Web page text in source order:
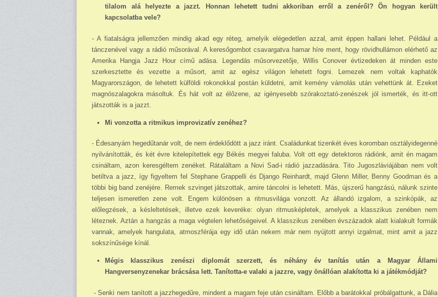
tilalom alá helyezte a jazzt. Honnan lehetett tudni akkoriban erről a zenéről? Ön hogyan került
kapcsolatba vele?
- A fiatalságra jellemzően mindig akad egy réteg, amelyik elégedetlen azzal, amit éppen hallani lehet. Például a
tánczenével vagy a rádió műsorával. A keresőgombot csavargatva hamar híre ment, hogy rövidhullámon elérhető az
Amerika Hangja Jazz Hour című adása. Legendás műsorvezetője, Willis Conover évtizedeken át minden este
szerkesztette és vezette a műsort, amit az egész világon lehetett fogni. Lemezek nem voltak kaphatók
Magyarországon, de le­hetett külföldi rokonokkal postán küldetni, amit kemény vámolás után vehettünk át. Ezeket
magnószalagokra másoltuk. És hát volt az élőzene, az igényesebb szórakoztató-zenészek jól ismerték, és itt-ott
játszották is a jazzt.
Mi vonzotta a ritmikus improvizatív zenéhez?
- Édesanyám hegedűtanár volt, de nem érdeklődött a jazz iránt. Családunkat tizenkét éves koromban osztályidegenné
nyilvánították, és két évre kitelepítettek egy Békés megyei faluba. Volt ott egy detektoros rádiónk, amit én magam
csináltam, azon keresgéltem zenéket. Rá­találtam a Novi Sad-i rádió jazzadására. Tito Jugoszláviájában nem volt
betiltva a jazz, így figyeltem fel Stephane Grappelli és Django Reinhardt, majd Glenn Miller, Benny Goodman és a
többi big band zenéjére. Remek szvinget játszottak, amire táncolni is lehetett. Más, újszerű hangzású, nálunk szinte
teljesen ismeretlen zene volt. Engem különösen a ritmusvilága vonzott. Az állandó izgalom, a szinkópák, az
előlegzések, a késleltetések, illetve ezek keveréke: olyan ritmusképletek, amelyek a klasszikus zenében nem
léteznek. Aztán a hangzás a maga végtelen lehetőségeivel. A klasszikus zenében évszázadok alatt kialakult formák
vannak, amelyek hangulata, atmoszférája egy idő után nekem már nem nyújtott annyi izgalmat, mint amit a jazz
sokszínűsége kínál.
Mégis klasszikus zenészi diplomát szerzett, és néhány év tanítás után a Magyar Állami
Hangversenyzenekar brácsása lett. Tanította-e valaki a jazzre, vagy önállóan alakította ki a já­tékmódját?
- Senki nem tanított a jazzhegedűre, mindent a magam feje után csináltam. Előbb a barátokkal próbálgattunk, a Dália